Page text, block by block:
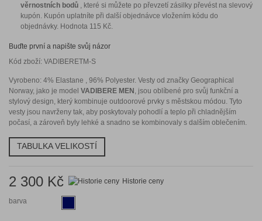
věrnostních bodů , které si můžete po převzetí zásilky převést na slevový
kupón. Kupón uplatníte při další objednávce vložením kódu do
objednávky. Hodnota 115 Kč.
Buďte první a napište svůj názor
Kód zboží: VADIBERETM-S
Vyrobeno: 4% Elastane , 96% Polyester. Vesty od značky Geographical
Norway, jako je model VADIBERE MEN , jsou oblíbené pro svůj funkční a
stylový design, který kombinuje outdoorové prvky s městskou módou. Tyto
vesty jsou navrženy tak, aby poskytovaly pohodlí a teplo při chladnějším
počasí, a zároveň byly lehké a snadno se kombinovaly s dalším oblečením.
TABULKA VELIKOSTÍ
2 300 Kč Historie ceny
barva